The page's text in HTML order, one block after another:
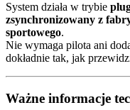
System działa w trybie
zsynchronizowany z
sportowego.
Nie wymaga pilota ani
dokładnie tak, jak
Ważne informacje